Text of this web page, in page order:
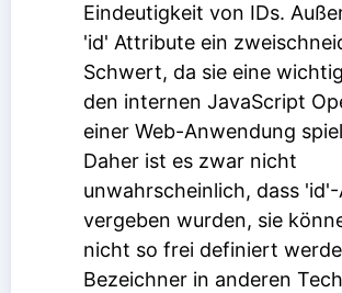
Eindeutigkeit von IDs.
'id' Attribute ein
Schwert, da sie eine
den internen JavaScript
einer Web-Anwendung
Daher ist es zwar nicht
unwahrscheinlich, dass
vergeben wurden, sie
nicht so frei definiert
Bezeichner in anderen